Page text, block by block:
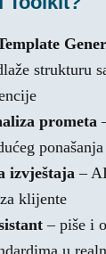
strukturu
prometa
izvještaja –
klijente
– piše i